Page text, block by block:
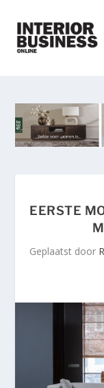
EERSTE
Geplaatst door